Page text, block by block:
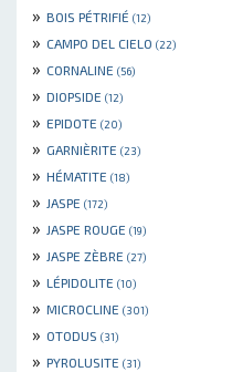
» BOIS PÉTRIFIÉ (12)
» CAMPO DEL CIELO (22)
» CORNALINE (56)
» DIOPSIDE (12)
» EPIDOTE (20)
» GARNIÈRITE (23)
» HÉMATITE (18)
» JASPE (172)
» JASPE ROUGE (19)
» JASPE ZÈBRE (27)
» LÉPIDOLITE (10)
» MICROCLINE (301)
» OTODUS (31)
» PYROLUSITE (31)